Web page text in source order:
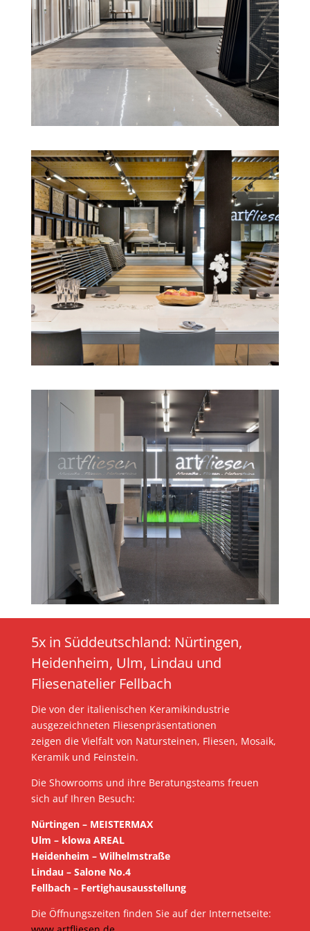
5x in Süddeutschland: Nürtingen,
Heidenheim, Ulm, Lindau und
Fliesenatelier Fellbach
Die von der italienischen Keramikindustrie
ausgezeichneten Fliesenpräsentationen
zeigen die Vielfalt von Natursteinen, Fliesen, Mosaik,
Keramik und Feinstein.
Die Showrooms und ihre Beratungsteams freuen
sich auf Ihren Besuch:
Nürtingen – MEISTERMAX
Ulm – klowa AREAL
Heidenheim – Wilhelmstraße
Lindau – Salone No.4
Fellbach – Fertighausausstellung
Die Öffnungszeiten finden Sie auf der Internetseite: